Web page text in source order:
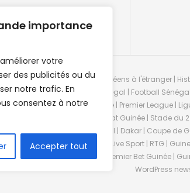
importance
votre
des publicités ou du
notre trafic. En
consentez à notre
Accepter tout
en Guinée | Footballeurs guinéens à l'étranger |
| Mercato | Lions du Sénégal | Football
| But | Actualité au Guinée | Premier League |
| Match Guinee | Championnat Guinée | Stade du
Equipe | Guinée | Le Senegal | Dakar | Coupe
| Sénégal Dakar | La Guinée | Live Sport | RTG |
Clubs de football guinéens | Premier Bet Guinée |
WordPress